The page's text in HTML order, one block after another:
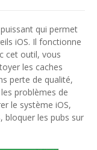
qui permet
iOS. Il fonctionne
cet outil, vous
les caches
perte de qualité,
problèmes de
le système iOS,
bloquer les pubs sur